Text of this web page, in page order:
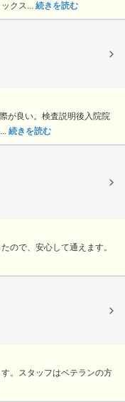
クス... 続きを読む
が良い。検査説明後入院院
続きを読む
ので、安心して通えます。
。スタッフはベテランの方